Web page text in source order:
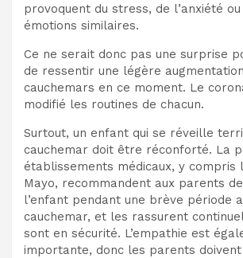
provoquent du stress, de l’anxiété ou
émotions similaires.
Ce ne serait donc pas une surprise
de ressentir une légère
cauchemars en ce moment. Le
modifié les routines de chacun.
Surtout, un enfant qui se réveille
cauchemar doit être réconforté. La
établissements médicaux, y compris
Mayo, recommandent aux parents
l’enfant pendant une brève période
cauchemar, et les rassurent
sont en sécurité. L’empathie est
importante, donc les parents